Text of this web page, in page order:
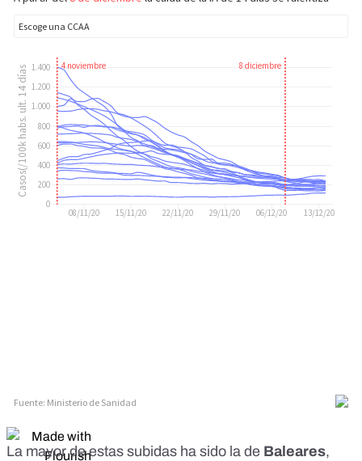
La mayor de estas subidas ha sido la de Baleares,